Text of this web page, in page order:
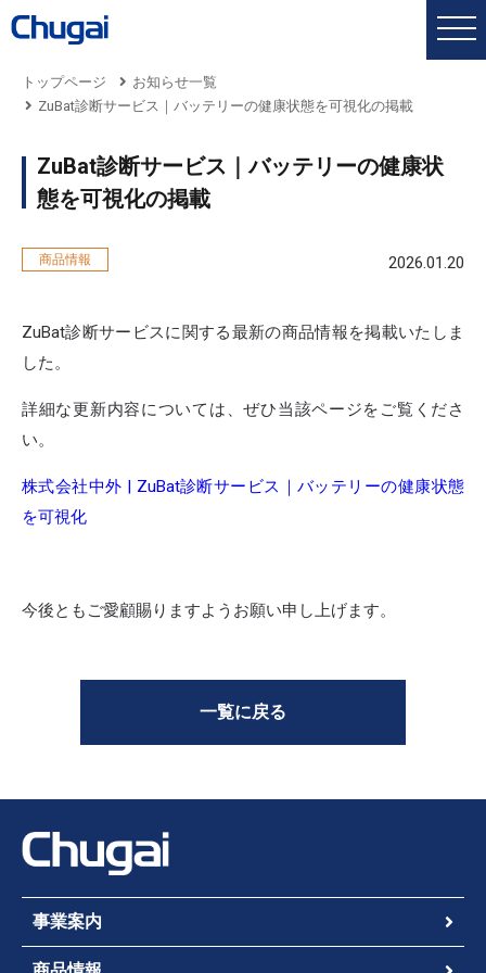
トップページ
お知らせ一覧
ZuBat診断サービス｜バッテリーの健康状態を可視化の掲載
ZuBat診断サービス｜バッテリーの健康状
態を可視化の掲載
商品情報 2026.01.20
ZuBat診断サービスに関する最新の商品情報を掲載いたしま
した。
詳細な更新内容については、ぜひ当該ページをご覧くださ
い。
株式会社中外 | ZuBat診断サービス｜バッテリーの健康状態
を可視化
今後ともご愛顧賜りますようお願い申し上げます。
一覧に戻る
事業案内